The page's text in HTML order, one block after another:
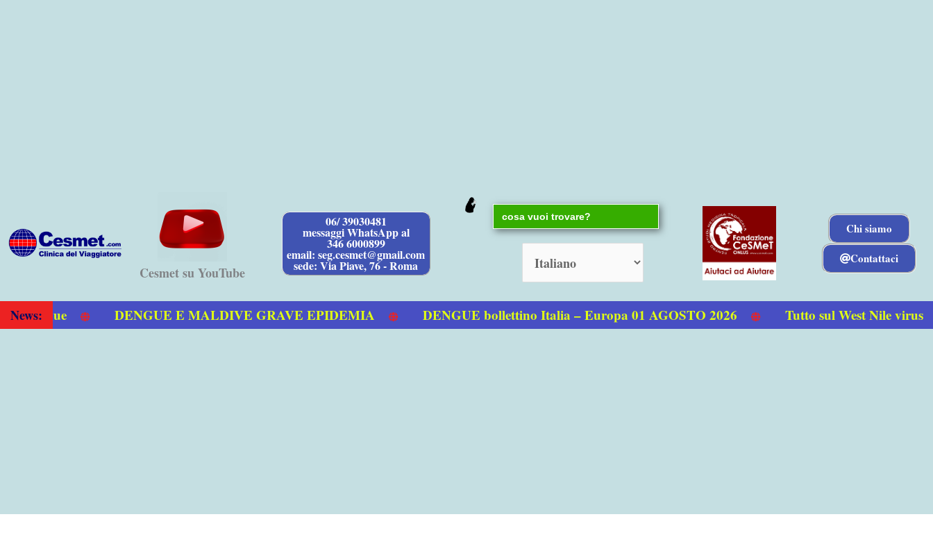
Cesmet su YouTube
06/ 39030481
messaggi WhatsApp al
346 6000899
email: seg.cesmet@gmail.com
sede: Via Piave, 76 - Roma
Search
for:
Chi siamo
Contattaci
News: DENGUE E MALDIVE GRAVE EPIDEMIA DENGUE bollettino Italia – Europa 01 AGOSTO 2026 Tutto sul West Nile virus